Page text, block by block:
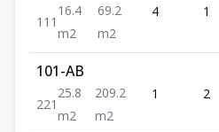
1 1 1
16.4
m2
69.2
m2
4 1
101-AB
221
25.8
m2
209.2
m2
1 2